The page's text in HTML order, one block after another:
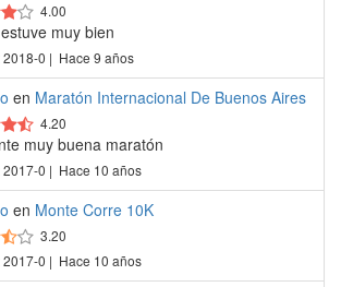
4.00
muy bien
2018-0 | Hace 9 años
en Maratón Internacional De Buenos Aires
4.20
muy buena maratón
2017-0 | Hace 10 años
en Monte Corre 10K
3.20
2017-0 | Hace 10 años